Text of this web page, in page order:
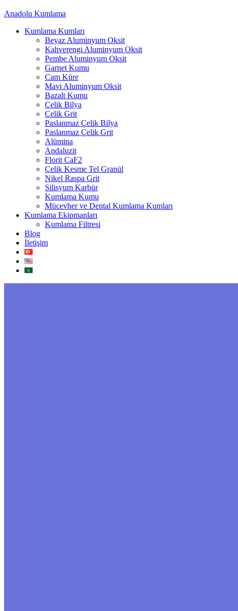
Anadolu Kumlama
Kumlama Kumları
Beyaz Aluminyum Oksit
Kahverengi Aluminyum Oksit
Pembe Aluminyum Oksit
Garnet Kumu
Cam Küre
Mavi Aluminyum Oksit
Bazalt Kumu
Çelik Bilya
Çelik Grit
Paslanmaz Çelik Bilya
Paslanmaz Çelik Grit
Alümina
Andaluzit
Florit CaF2
Çelik Kesme Tel Granül
Nikel Raspa Grit
Silisyum Karbür
Kumlama Kumu
Mücevher ve Dental Kumlama Kumları
Kumlama Ekipmanları
Kumlama Filtresi
Blog
İletişim